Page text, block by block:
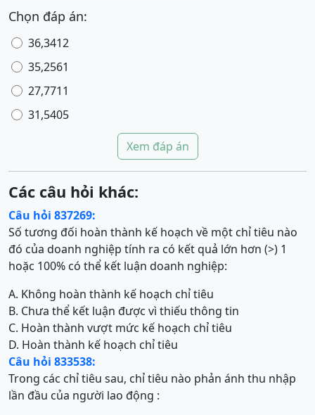
Chọn đáp án:
36,3412
35,2561
27,7711
31,5405
Xem đáp án
Các câu hỏi khác:
Câu hỏi 837269:
Số tương đối hoàn thành kế hoạch về một chỉ tiêu nào
đó của doanh nghiệp tính ra có kết quả lớn hơn (>) 1
hoặc 100% có thể kết luận doanh nghiệp:
A. Không hoàn thành kế hoạch chỉ tiêu
B. Chưa thể kết luận được vì thiếu thông tin
C. Hoàn thành vượt mức kế hoạch chỉ tiêu
D. Hoàn thành kế hoạch chỉ tiêu
Câu hỏi 833538:
Trong các chỉ tiêu sau, chỉ tiêu nào phản ánh thu nhập
lần đầu của người lao động :